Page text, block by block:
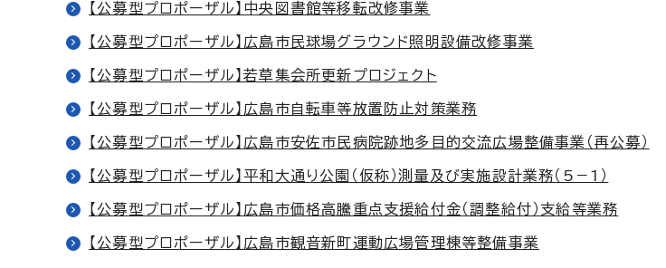
【公募型プロポーザル】中央図書館等移転改修事業
【公募型プロポーザル】広島市民球場グラウンド照明設備改修事業
【公募型プロポーザル】若草集会所更新プロジェクト
【公募型プロポーザル】広島市自転車等放置防止対策業務
【公募型プロポーザル】広島市安佐市民病院跡地多目的交流広場整備事業（再公募）
【公募型プロポーザル】平和大通り公園（仮称）測量及び実施設計業務（5－1）
【公募型プロポーザル】広島市価格高騰重点支援給付金（調整給付）支給等業務
【公募型プロポーザル】広島市観音新町運動広場管理棟等整備事業